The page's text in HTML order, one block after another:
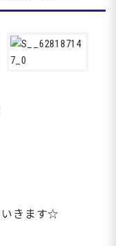
いきます☆